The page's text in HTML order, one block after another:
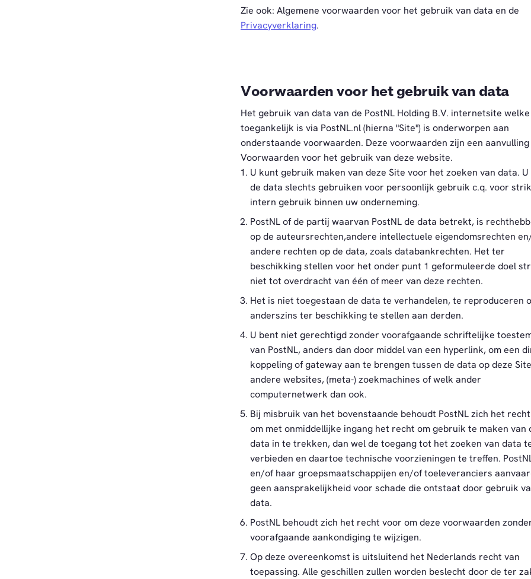
Zie ook: Algemene voorwaarden voor het gebruik van data en de
Privacyverklaring.
Voorwaarden voor het gebruik van data
Het gebruik van data van de PostNL Holding B.V. internetsite welke
toegankelijk is via PostNL.nl (hierna "Site") is onderworpen aan
onderstaande voorwaarden. Deze voorwaarden zijn een aanvulling
Voorwaarden voor het gebruik van deze website.
U kunt gebruik maken van deze Site voor het zoeken van data. U
de data slechts gebruiken voor persoonlijk gebruik c.q. voor
intern gebruik binnen uw onderneming.
PostNL of de partij waarvan PostNL de data betrekt, is
op de auteursrechten,andere intellectuele eigendomsrechten
andere rechten op de data, zoals databankrechten. Het ter
beschikking stellen voor het onder punt 1 geformuleerde doel
niet tot overdracht van één of meer van deze rechten.
Het is niet toegestaan de data te verhandelen, te reproduceren
anderszins ter beschikking te stellen aan derden.
U bent niet gerechtigd zonder voorafgaande schriftelijke
van PostNL, anders dan door middel van een hyperlink, om een
koppeling of gateway aan te brengen tussen de data op deze
andere websites, (meta-) zoekmachines of welk ander
computernetwerk dan ook.
Bij misbruik van het bovenstaande behoudt PostNL zich het
om met onmiddellijke ingang het recht om gebruik te maken van
data in te trekken, dan wel de toegang tot het zoeken van data
verbieden en daartoe technische voorzieningen te treffen.
en/of haar groepsmaatschappijen en/of toeleveranciers
geen aansprakelijkheid voor schade die ontstaat door gebruik
data.
PostNL behoudt zich het recht voor om deze voorwaarden
voorafgaande aankondiging te wijzigen.
Op deze overeenkomst is uitsluitend het Nederlands recht van
toepassing. Alle geschillen zullen worden beslecht door de ter